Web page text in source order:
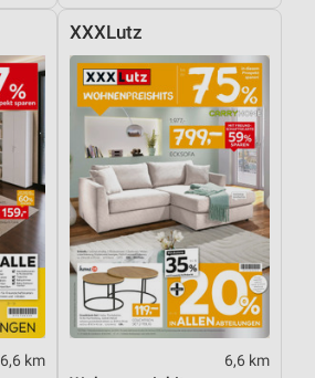
6,6 km
XXXLutz
6,6 km